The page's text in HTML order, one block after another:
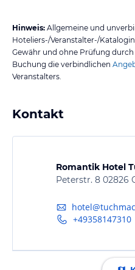
Hinweis: Allgemeine und
Hoteliers-/Veranstalter-/
Gewähr und ohne Prüfung
Buchung die verbindlichen
Veranstalters.
Kontakt
Romantik Hotel
Peterstr. 8 02826
+49358147310